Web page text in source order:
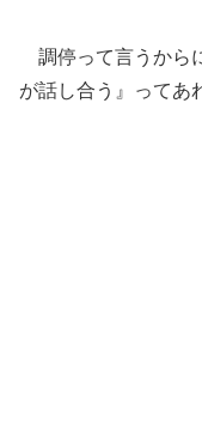
調停って言うから
が話し合う』ってあ